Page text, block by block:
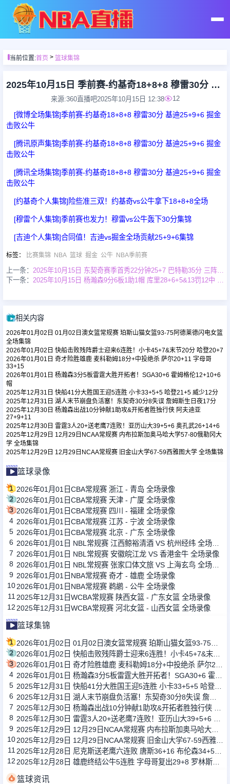
首页
足球直播
篮球直播
足球录像
篮球录像
足球集锦
足球新闻
当前位置:首页> 篮球集锦
2025年10月15日 季前赛-约基奇18+8+8 穆雷30分 基迪25+9+6 掘金击败公牛
来源:360直播吧2025年10月15日 12:38 12
[微博全场集锦]季前赛-约基奇18+8+8 穆雷30分 基迪25+9+6 掘金
击败公牛
[腾讯原声集锦]季前赛-约基奇18+8+8 穆雷30分 基迪25+9+6 掘金
击败公牛
[腾讯全场集锦]季前赛-约基奇18+8+8 穆雷30分 基迪25+9+6 掘金
击败公牛
[约基奇个人集锦]险些准三双！约基奇vs公牛拿下18+8+8全场
[穆雷个人集锦]季前赛也发力！穆雷vs公牛轰下30分集锦
[吉迪个人集锦]合同值！吉迪vs掘金全场贡献25+9+6集锦
标签： 比赛集锦 NBA 篮球 掘金 公牛 NBA季前赛
上一条：
2025年10月15日 东契奇赛季首秀22分钟25+7 巴特勒35分 三阵太阳击败湖人
下一条：
相关内容
2026年01月02日 01月02日澳女篮常规赛 珀斯山猫女篮93-75阿德莱德闪电女篮
全场集锦
2026年01月02日 快船击败残阵爵士迎来6连胜！小卡45+7&末节20分 哈登20+7
2026年01月01日 奇才险胜雄鹿 麦科勒姆18分+中投绝杀 萨尔20+11 字母哥
33+15
2026年01月01日 杨瀚森3分5板雷霆大胜开拓者！SGA30+6 霍姆格伦12+10+6
帽
2025年12月31日 快船41分大胜国王迎5连胜 小卡33+5+5 哈登21+5 威少12分
2025年12月31日 湖人末节崩盘负活塞！东契奇30分8失误 詹姆斯生日夜17分
2025年12月30日 杨瀚森出战10分钟献1助攻&开拓者胜独行侠 阿夫迪亚
27+9+11
2025年12月30日 雷霆3人20+送老鹰7连败！亚历山大39+5+6 奥孔武26+14+6
2025年12月29日 12月29日NCAA常规赛 内布拉斯加奥马哈大学57-80俄勒冈大
学 全场集锦
2025年12月29日 12月29日NCAA常规赛 旧金山大学67-59西雅图大学 全场集锦
篮球录像
1 2026年01月01日CBA常规赛 浙江 - 青岛 全场录像
2 2026年01月01日CBA常规赛 天津 - 广厦 全场录像
3 2026年01月01日CBA常规赛 四川 - 福建 全场录像
4 2026年01月01日CBA常规赛 江苏 - 宁波 全场录像
5 2026年01月01日CBA常规赛 北京 - 广东 全场录像
6
7 2026年01月01日 NBL常规赛 安徽皖江龙 VS 香港金牛 全场录像
8
9 2026年01月01日NBA常规赛 奇才 - 雄鹿 全场录像
102026年01月01日NBA常规赛 鹈鹕 - 公牛 全场录像
11 2025年12月31日WCBA常规赛 陕西女篮 - 广东女篮 全场录像
12 2025年12月31日WCBA常规赛 河北女篮 - 山西女篮 全场录像
篮球集锦
1
2
3
4
5
6
7
8
9
10
11
12
篮球资讯